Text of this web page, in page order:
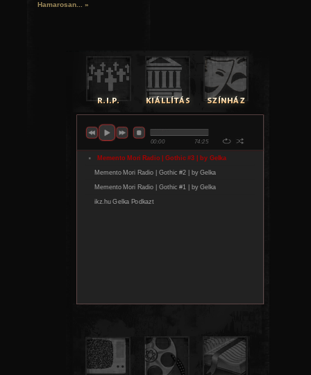
Hamarosan... »